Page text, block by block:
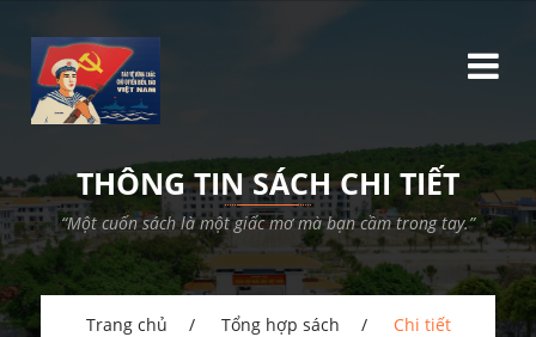
THÔNG TIN SÁCH CHI TIẾT
“Một cuốn sách là một giấc mơ mà bạn cầm trong tay.”
Trang chủ Tổng hợp sách Chi tiết